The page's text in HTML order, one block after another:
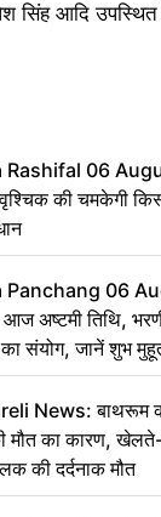
सिंह आदि
Rashifal 06
की चमकेगी
Panchang 06
अष्टमी तिथि,
संयोग, जानें शुभ
का पंचांग
News: बाथरूम
मौत का कारण,
की दर्दनाक मौत